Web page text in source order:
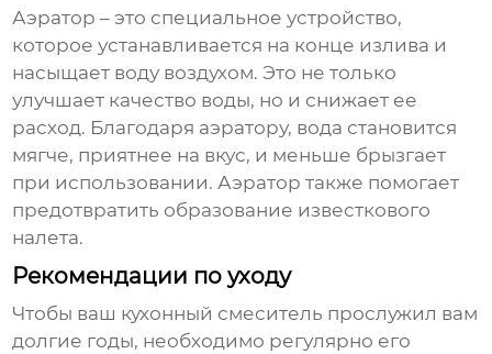
Аэратор – это специальное устройство,
которое устанавливается на конце излива и
насыщает воду воздухом. Это не только
улучшает качество воды, но и снижает ее
расход. Благодаря аэратору, вода становится
мягче, приятнее на вкус, и меньше брызгает
при использовании. Аэратор также помогает
предотвратить образование известкового
налета.
Рекомендации по уходу
Чтобы ваш кухонный смеситель прослужил вам
долгие годы, необходимо регулярно его